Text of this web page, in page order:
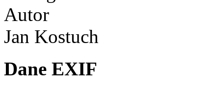
Autor
Jan Kostuch
Dane EXIF